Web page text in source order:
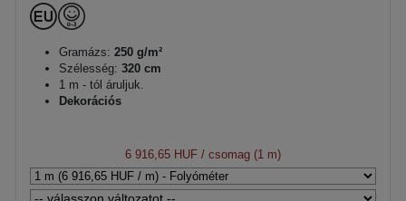
Gramázs: 250 g/m²
Szélesség: 320 cm
1 m - tól áruljuk.
Dekorációs
6 916,65 HUF / csomag (1 m)